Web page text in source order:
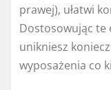
prawej), ułatwi
Dostosowując te
unikniesz
wyposażenia co